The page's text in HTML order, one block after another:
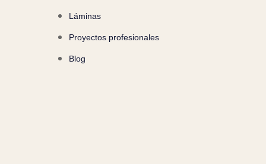
Láminas
Proyectos profesionales
Blog